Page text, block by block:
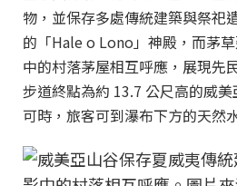
物，並保存多處傳統建築與祭祀
的「Hale o Lono」神殿，而茅
中的村落茅屋相互呼應，展現先
步道終點為約 13.7 公尺高的威
可時，旅客可到瀑布下方的天然